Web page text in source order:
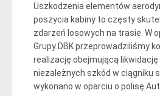
Uszkodzenia elementów
poszycia kabiny to częsty
zdarzeń losowych na trasie. W
Grupy DBK przeprowadziliśmy
realizację obejmującą likwidację
niezależnych szkód w ciągniku
wykonano w oparciu o polisę